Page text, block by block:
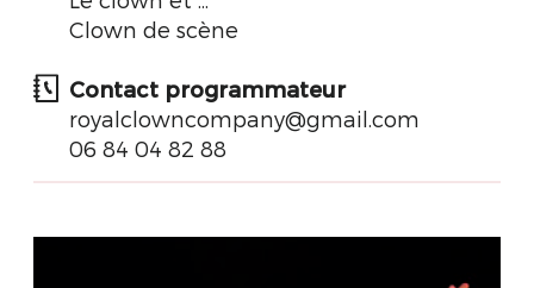
Clown de scène
Contact programmateur
royalclowncompany@gmail.com
06 84 04 82 88